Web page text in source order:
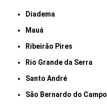
Diadema
Mauá
Ribeirão Pires
Rio Grande da Serra
Santo André
São Bernardo do Campo